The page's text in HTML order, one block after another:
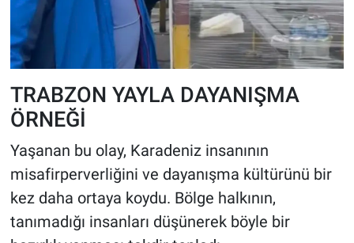
TRABZON YAYLA DAYANIŞMA
ÖRNEĞİ
Yaşanan bu olay, Karadeniz insanının
misafirperverliğini ve dayanışma kültürünü bir
kez daha ortaya koydu. Bölge halkının,
tanımadığı insanları düşünerek böyle bir